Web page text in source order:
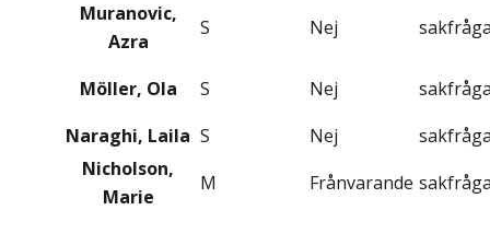
Muranovic,
Azra
S Nej
Möller, Ola S Nej
Naraghi, Laila S Nej
Nicholson,
Marie
M Frånvarande